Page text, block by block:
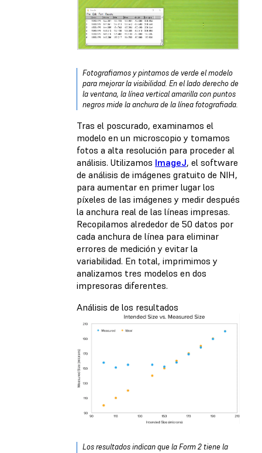
Fotografiamos y pintamos de verde el modelo
para mejorar la visibilidad. En el lado derecho de
la ventana, la línea vertical amarilla con puntos
negros mide la anchura de la línea fotografiada.
Tras el poscurado, examinamos el
modelo en un microscopio y tomamos
fotos a alta resolución para proceder al
análisis. Utilizamos ImageJ, el software
de análisis de imágenes gratuito de NIH,
para aumentar en primer lugar los
píxeles de las imágenes y medir después
la anchura real de las líneas impresas.
Recopilamos alrededor de 50 datos por
cada anchura de línea para eliminar
errores de medición y evitar la
variabilidad. En total, imprimimos y
analizamos tres modelos en dos
impresoras diferentes.
Análisis de los resultados
Los resultados indican que la Form 2 tiene la